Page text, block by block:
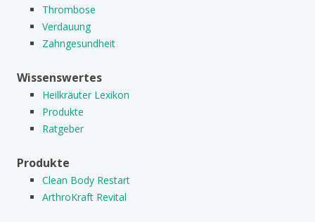
Thrombose
Verdauung
Zahngesundheit
Wissenswertes
Heilkräuter Lexikon
Produkte
Ratgeber
Produkte
Clean Body Restart
ArthroKraft Revital